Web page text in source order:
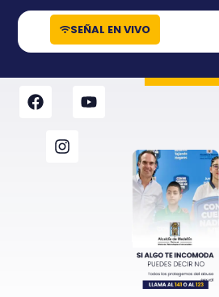
contenido
SEÑAL EN VIVO